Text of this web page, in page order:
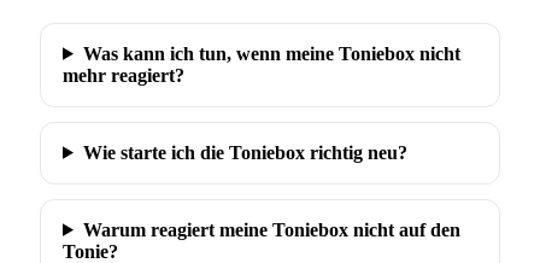
Was kann ich tun, wenn meine Toniebox nicht
mehr reagiert?
Wie starte ich die Toniebox richtig neu?
Warum reagiert meine Toniebox nicht auf den
Tonie?